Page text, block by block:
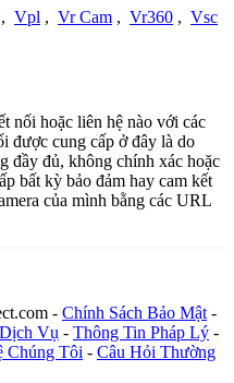
, Vpl , Vr Cam , Vr360 , Vsc
nối hoặc liên hệ nào với các
được cung cấp ở đây là do
đầy đủ, không chính xác hoặc
bất kỳ bảo đảm hay cam kết
của mình bằng các URL
- Chính Sách Bảo Mật -
Vụ - Thông Tin Pháp Lý -
Chúng Tôi - Câu Hỏi Thường